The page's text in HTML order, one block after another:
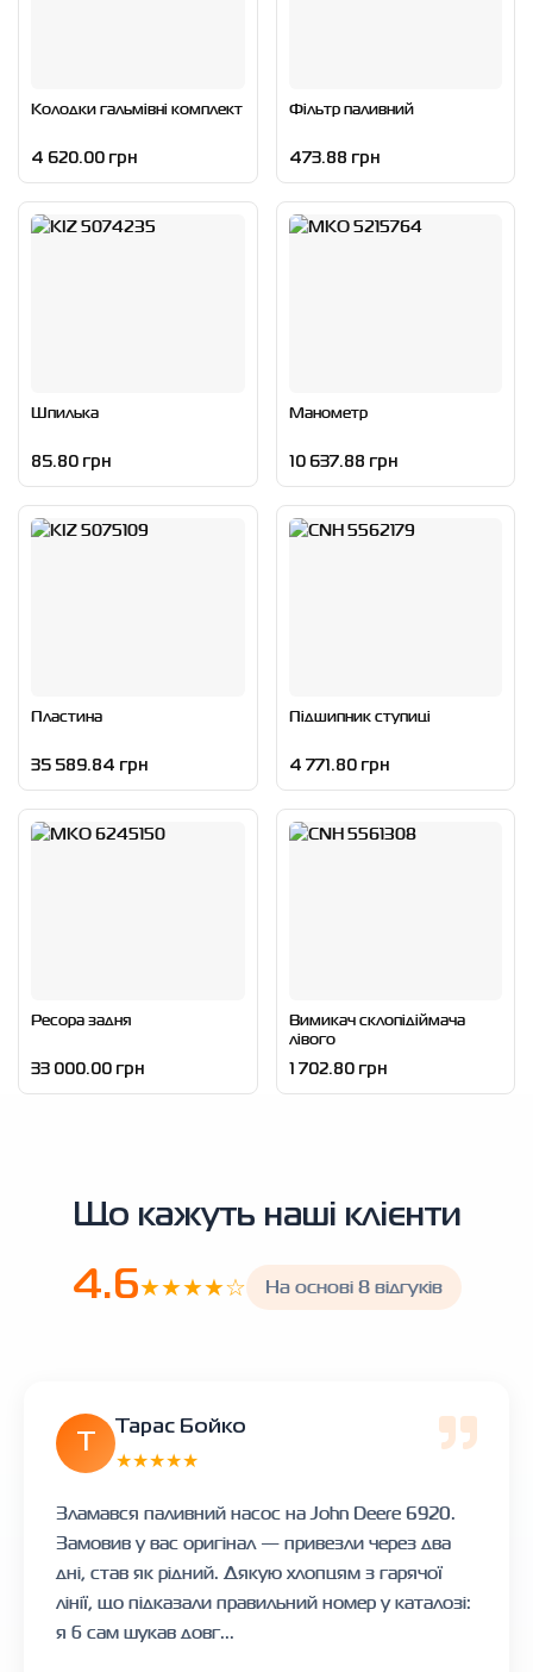
Колодки гальмівні комплект
4 620.00 грн
Фільтр паливний
473.88 грн
Шпилька
85.80 грн
Манометр
10 637.88 грн
Пластина
35 589.84 грн
Підшипник ступиці
4 771.80 грн
Ресора задня
33 000.00 грн
Вимикач склопідіймача
лівого
1 702.80 грн
Що кажуть наші клієнти
4.6★★★★☆ На основі 8 відгуків
Тарас Бойко
★★★★★
Зламався паливний насос на John Deere 6920.
Замовив у вас оригінал — привезли через два
дні, став як рідний. Дякую хлопцям з гарячої
лінії, що підказали правильний номер у каталозі:
я б сам шукав довг...